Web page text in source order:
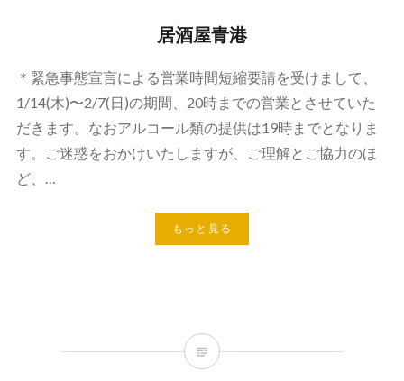
居酒屋青港
＊緊急事態宣言による営業時間短縮要請を受けまして、
1/14(木)〜2/7(日)の期間、20時までの営業とさせていた
だきます。なおアルコール類の提供は19時までとなりま
す。ご迷惑をおかけいたしますが、ご理解とご協力のほ
ど、…
もっと見る